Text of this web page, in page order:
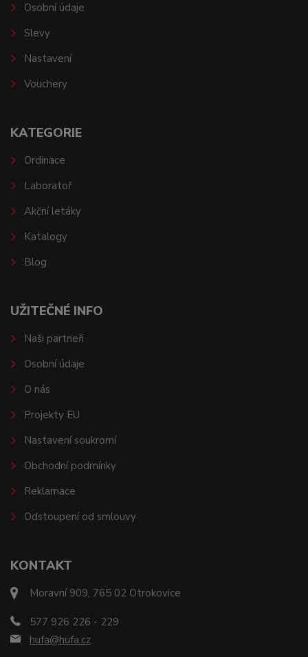
KONTAKT
Moravní 909, 765 02 Otrokovice
577 926 226 - 229
hufa@hufa.cz
Osobní údaje
Slevy
Nastavení
Vouchery
KATEGORIE
Ordinace
Laboratoř
Akční letáky
Katalogy
Blog
UŽITEČNÉ INFO
Naši partneři
Osobní údaje
O nás
Projekty EU
Nastavení soukromí
Obchodní podmínky
Reklamace
Odstoupení od smlouvy